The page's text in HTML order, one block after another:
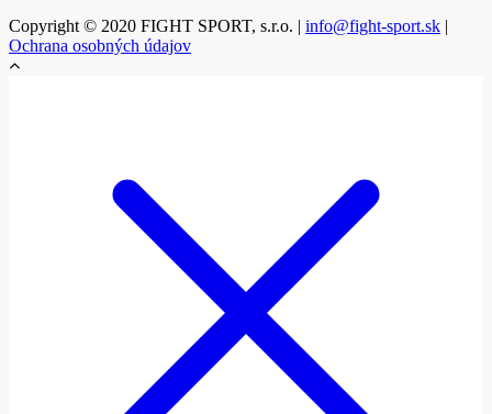
Copyright © 2020 FIGHT SPORT, s.r.o. | info@fight-sport.sk |
Ochrana osobných údajov